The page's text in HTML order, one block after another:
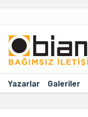
Yazarlar Galeriler